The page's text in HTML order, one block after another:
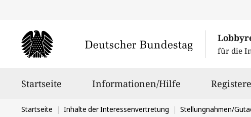
für die
Startseite Informationen/Hilfe
Sie
Startseite Inhalte der Interessenvertretung Stellungnahmen/